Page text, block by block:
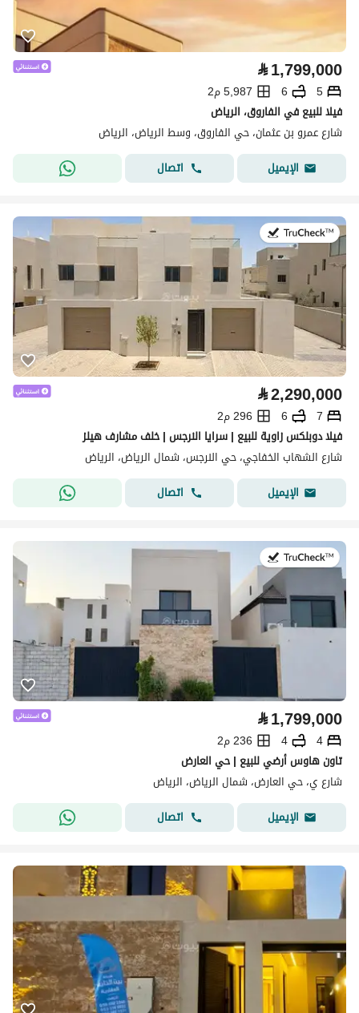
⃁1,799,000
5
6
5,987 م2
فيلا للبيع في الفاروق، الرياض
شارع عمرو بن عثمان، حي الفاروق، وسط الرياض، الرياض
الإيميل
اتصال
⃁2,290,000
7
6
296 م2
فيلا دوبلكس زاوية للبيع | سرايا النرجس | خلف مشارف هيلز
شارع الشهاب الخفاجي، حي النرجس، شمال الرياض، الرياض
الإيميل
اتصال
⃁1,799,000
4
4
236 م2
تاون هاوس أرضي للبيع | حي العارض
شارع ي، حي العارض، شمال الرياض، الرياض
الإيميل
اتصال